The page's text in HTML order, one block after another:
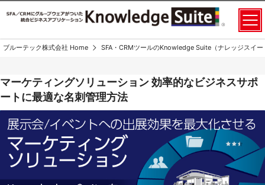
ブルーテック株式会社 Home SFA・CRMツールのKnowledge Suite（ナレッジスイ
マーケティングソリューション 効率的なビジネスサポ
ートに最適な名刺管理方法